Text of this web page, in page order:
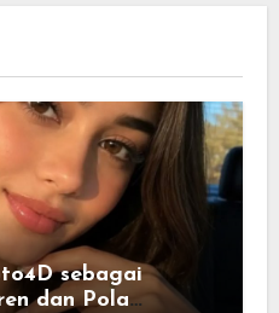
sebagai
dan Pola